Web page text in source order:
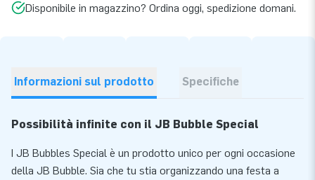
Disponibile in magazzino? Ordina oggi, spedizione domani.
Informazioni sul prodotto Specifiche
Possibilità infinite con il JB Bubble Special
I JB Bubbles Special è un prodotto unico per ogni occasione
della JB Bubble. Sia che tu stia organizzando una festa a